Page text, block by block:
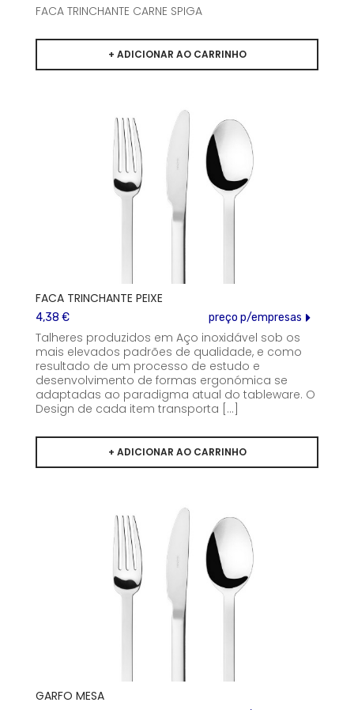
FACA TRINCHANTE CARNE SPIGA
FACA TRINCHANTE PEIXE
4,38 € preço p/empresas
Talheres produzidos em Aço inoxidável sob os
mais elevados padrões de qualidade, e como
resultado de um processo de estudo e
desenvolvimento de formas ergonómica se
adaptadas ao paradigma atual do tableware. O
Design de cada item transporta [...]
GARFO MESA